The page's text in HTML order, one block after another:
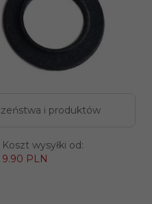
i produktów
Koszt wysyłki od:
9.90 PLN